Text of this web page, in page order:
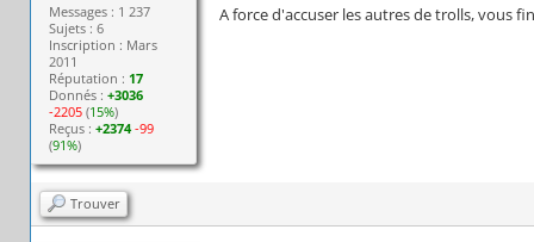
Messages : 1 237
Sujets : 6
Inscription : Mars
2011
Réputation : 17
Donnés :+3036
-2205 (15%)
Reçus :+2374 -99
(91%)
A force d'accuser les autres de trolls, vous
Trouver